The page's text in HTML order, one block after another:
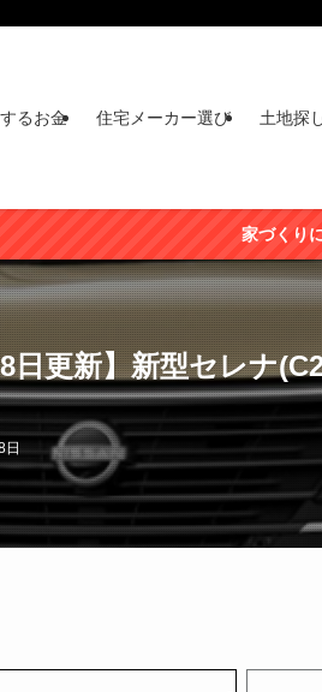
るお金 住宅メーカー選び 土地探
家づくり
日更新】新型セレナ
日